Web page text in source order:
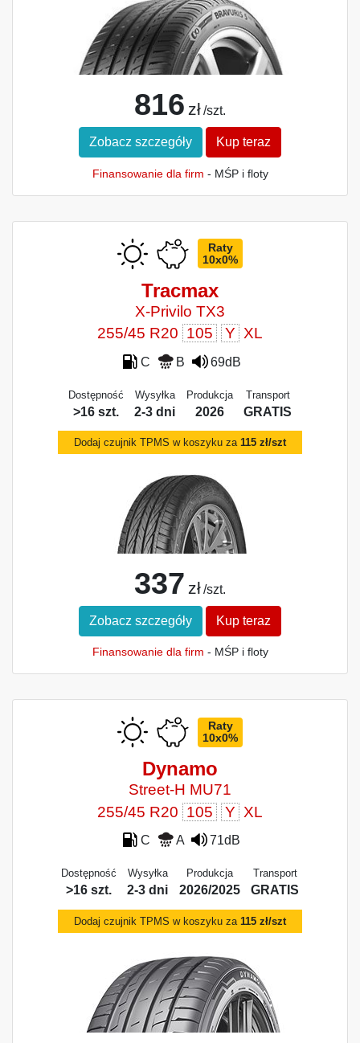
816 zł /szt.
Zobacz szczegóły Kup teraz
Finansowanie dla firm - MŚP i floty
Raty
10x0%
Tracmax
X-Privilo TX3
255/45 R20 105 Y XL
C B 69dB
Dostępność
>16 szt.
Wysyłka
2-3 dni
Produkcja
2026
Transport
GRATIS
Dodaj czujnik TPMS w koszyku za 115 zł/szt
337 zł /szt.
Zobacz szczegóły Kup teraz
Finansowanie dla firm - MŚP i floty
Raty
10x0%
Dynamo
Street‑H MU71
255/45 R20 105 Y XL
C A 71dB
Dostępność
>16 szt.
Wysyłka
2-3 dni
Produkcja
2026/2025
Transport
GRATIS
Dodaj czujnik TPMS w koszyku za 115 zł/szt